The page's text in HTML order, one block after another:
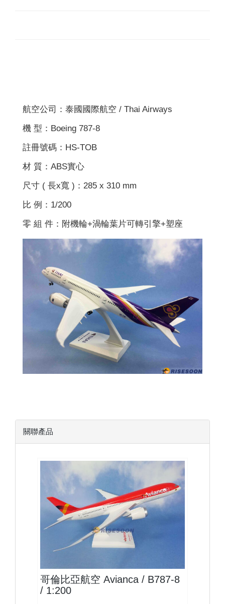
航空公司：泰國國際航空 / Thai Airways
機 型：Boeing 787-8
註冊號碼：HS-TOB
材 質：ABS實心
尺寸 ( 長x寬 )：285 x 310 mm
比 例：1/200
零 組 件：附機輪+渦輪葉片可轉引擎+塑座
關聯產品
AVA20B788P01 $1500
哥倫比亞航空 Avianca / B787-8
/ 1:200